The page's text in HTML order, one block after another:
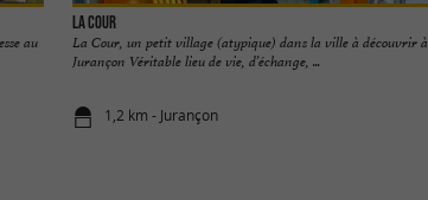
au
La Cour
La Cour, un petit village (atypique) dans la ville à découvrir à
Jurançon Véritable lieu de vie, d’échange, ...
1,2 km - Jurançon